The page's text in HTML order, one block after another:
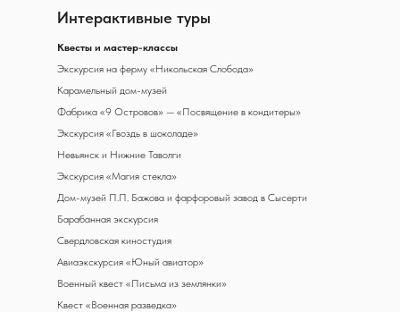
Интерактивные туры
Квесты и мастер-классы
Экскурсия на ферму «Никольская Слобода»
Карамельный дом-музей
Фабрика «9 Островов» — «Посвящение в кондитеры»
Экскурсия «Гвоздь в шоколаде»
Невьянск и Нижние Таволги
Экскурсия «Магия стекла»
Дом-музей П.П. Бажова и фарфоровый завод в Сысерти
Барабанная экскурсия
Свердловская киностудия
Авиаэкскурсия «Юный авиатор»
Военный квест «Письма из землянки»
Квест «Военная разведка»